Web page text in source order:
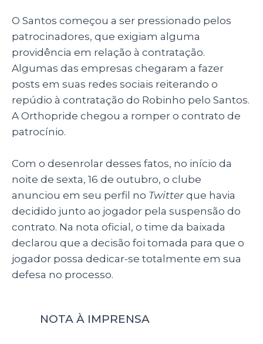
O Santos começou a ser pressionado pelos
patrocinadores, que exigiam alguma
providência em relação à contratação.
Algumas das empresas chegaram a fazer
posts em suas redes sociais reiterando o
repúdio à contratação do Robinho pelo Santos.
A Orthopride chegou a romper o contrato de
patrocínio.
Com o desenrolar desses fatos, no início da
noite de sexta, 16 de outubro, o clube
anunciou em seu perfil no Twitter que havia
decidido junto ao jogador pela suspensão do
contrato. Na nota oficial, o time da baixada
declarou que a decisão foi tomada para que o
jogador possa dedicar-se totalmente em sua
defesa no processo.
NOTA À IMPRENSA